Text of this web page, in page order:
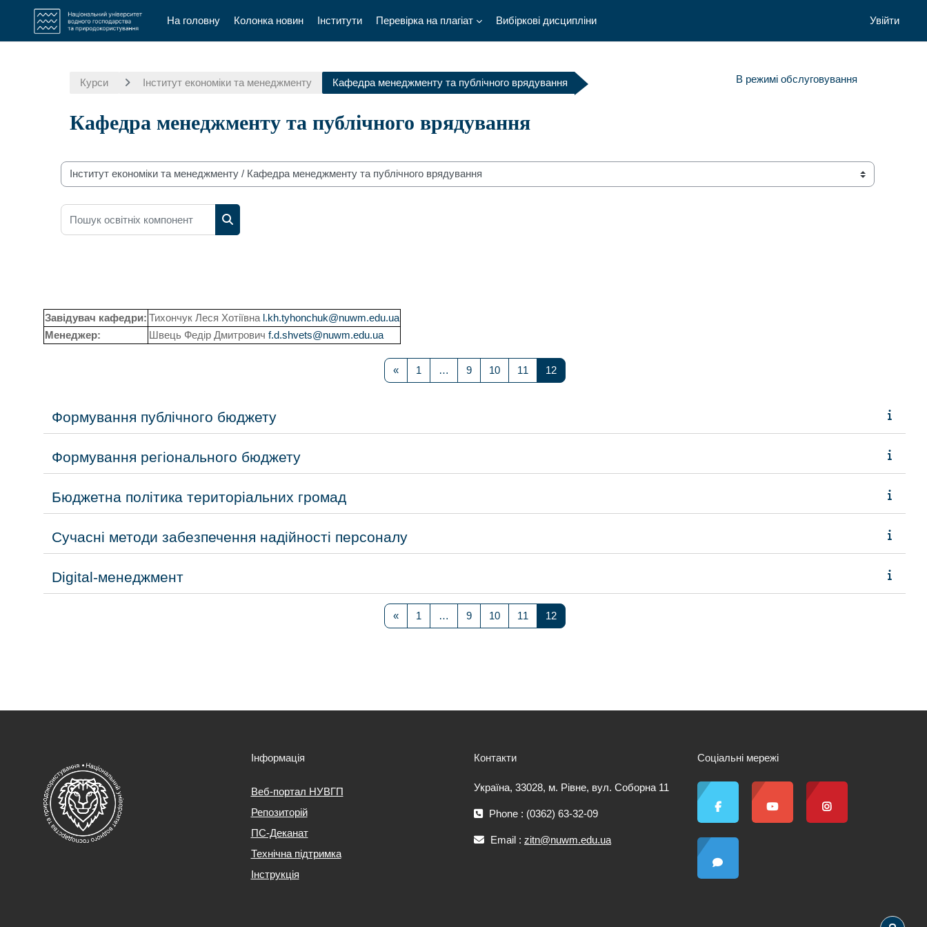
На головну Колонка новин Інститути Перевірка на плагіат Вибіркові дисципліни Увійти
Курси Інститут економіки та менеджменту Кафедра менеджменту та публічного врядування В режимі обслуговування
Кафедра менеджменту та публічного врядування
Категорії курсів
Пошук освітніх компонент
Завідувач кафедри: Тихончук Леся Хотіївна l.kh.tyhonchuk@nuwm.edu.ua
Менеджер:
Швець Федір Дмитровичf.d.shvets@nuwm.edu.ua
«Попередня сторінка
1 Сторінка 1
… 9Сторінка 9
10Сторінка 10
11 Сторінка 11
12Сторінка 12
Формування публічного бюджету
Формування регіонального бюджету
Бюджетна політика територіальних громад
Сучасні методи забезпечення надійності персоналу
Digital-менеджмент
«Попередня сторінка
1 Сторінка 1
… 9Сторінка 9
10Сторінка 10
11 Сторінка 11
12Сторінка 12
Інформація
Веб-портал НУВГП
Репозиторій
ПС-Деканат
Технічна підтримка
Інструкція
Контакти
Україна, 33028, м. Рівне, вул. Соборна 11
Phone : (0362) 63-32-09
Email : zitn@nuwm.edu.ua
Соціальні мережі